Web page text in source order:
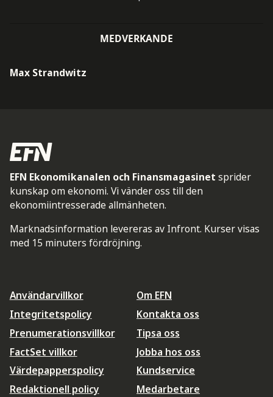
MEDVERKANDE
Max Strandwitz
EFN Ekonomikanalen och Finansmagasinet sprider
kunskap om ekonomi. Vi vänder oss till den
ekonomiintresserade allmänheten.
Marknadsinformation levereras av Infront. Kurser visas
med 15 minuters fördröjning.
Användarvillkor
Integritetspolicy
Prenumerationsvillkor
FactSet villkor
Värdepapperspolicy
Redaktionell policy
Om EFN
Kontakta oss
Tipsa oss
Jobba hos oss
Kundservice
Medarbetare